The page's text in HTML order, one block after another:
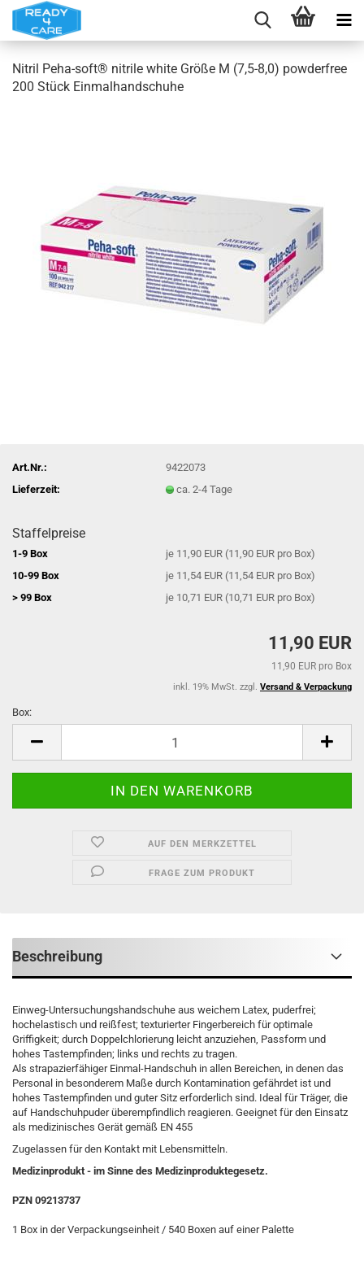
Nitril Peha-soft® nitrile white Größe M (7,5-8,0) powderfree
200 Stück Einmalhandschuhe
Art.Nr.:
9422073
Lieferzeit:
ca. 2-4 Tage
Staffelpreise
1-9 Box
je 11,90 EUR (11,90 EUR pro Box)
10-99 Box
je 11,54 EUR (11,54 EUR pro Box)
> 99 Box
je 10,71 EUR (10,71 EUR pro Box)
11,90 EUR
11,90 EUR pro Box
inkl. 19% MwSt. zzgl. Versand & Verpackung
Box:
AUF DEN MERKZETTEL
FRAGE ZUM PRODUKT
Beschreibung
Einweg-Untersuchungshandschuhe aus weichem Latex, puderfrei;
hochelastisch und reißfest; texturierter Fingerbereich für optimale
Griffigkeit; durch Doppelchlorierung leicht anzuziehen, Passform und
hohes Tastempfinden; links und rechts zu tragen.
Als strapazierfähiger Einmal-Handschuh in allen Bereichen, in denen das
Personal in besonderem Maße durch Kontamination gefährdet ist und
hohes Tastempfinden und guter Sitz erforderlich sind. Ideal für Träger, die
auf Handschuhpuder überempfindlich reagieren. Geeignet für den Einsatz
als medizinisches Gerät gemäß EN 455
Zugelassen für den Kontakt mit Lebensmitteln.
Medizinprodukt - im Sinne des Medizinproduktegesetz.
PZN 09213737
1 Box in der Verpackungseinheit / 540 Boxen auf einer Palette